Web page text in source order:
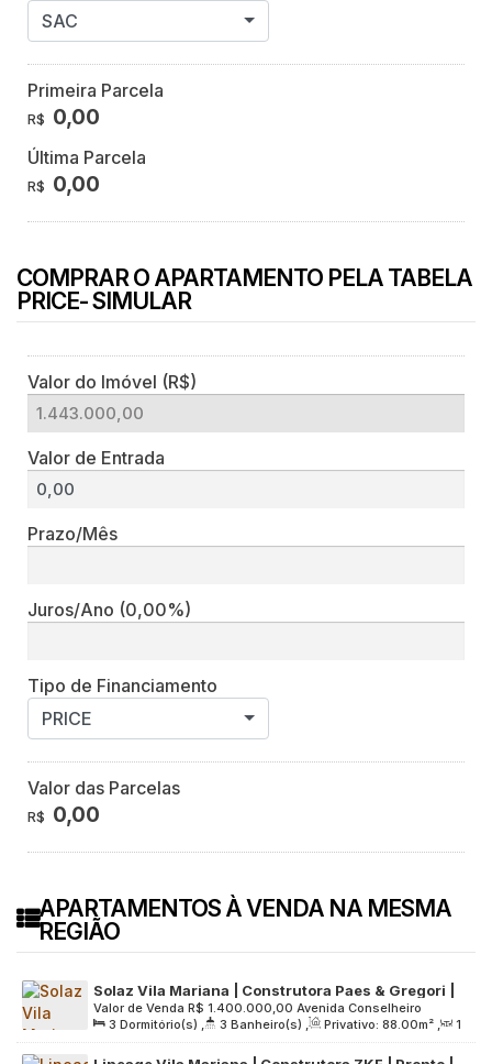
SAC
Primeira Parcela
R$ 0,00
Última Parcela
R$ 0,00
COMPRAR O APARTAMENTO PELA TABELA
PRICE- SIMULAR
Valor do Imóvel (R$)
Valor de Entrada
Prazo/Mês
Juros/Ano (0,00%)
Tipo de Financiamento
PRICE
Valor das Parcelas
R$ 0,00
APARTAMENTOS À VENDA NA MESMA
REGIÃO
Solaz Vila Mariana | Construtora Paes & Gregori |
Pronto | 88 metros | 03 dormitórios | suíte |
varanda gourmet | 01 vaga
R$ 1.400.000,00
Valor de Venda
Avenida Conselheiro
Rodrigues Alves, 429, Zona Sul, 04014-001, Vila Mariana,
São Paulo, São Paulo, Brasil
3 Dormitório(s) , 3 Banheiro(s) , Privativo: 88.00m² ,
1
Sala(s) , 1 Suíte(s) , 1 Vaga(s) , Útil: 88.00m² ,
Terreno: